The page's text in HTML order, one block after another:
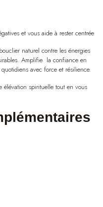
et vous aide à rester centrée
naturel contre les énergies
Amplifie la confiance en
avec force et résilience.
spirituelle tout en vous